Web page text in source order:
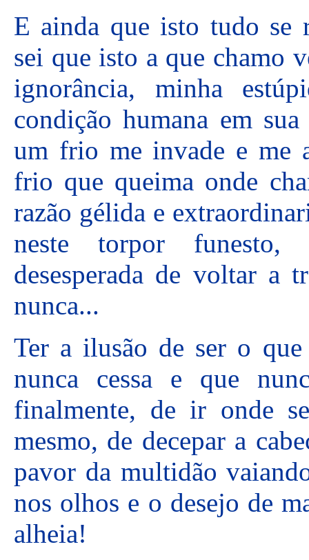
E ainda que isto tudo se
sei que isto a que chamo
ignorância, minha
condição humana em
um frio me invade e me
frio que queima onde
razão gélida e
neste torpor funesto,
desesperada de voltar a
nunca...
Ter a ilusão de ser o que
nunca cessa e que
finalmente, de ir onde
mesmo, de decepar a
pavor da multidão
nos olhos e o desejo de
alheia!